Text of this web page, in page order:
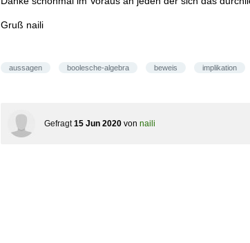
\rightarrow 0)})
\\ &=(a
\rightarrow 0 \\ a
\end{aligned}
Gruß naili
aussagen boolesche-algebra beweis implikation
Gefragt 15 Jun 2020 von naili